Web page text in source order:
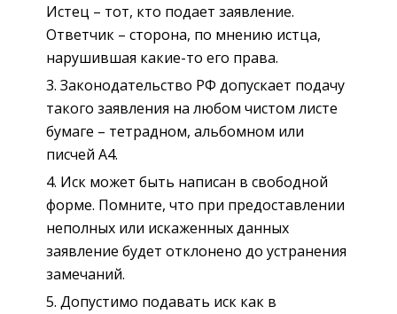
Истец – тот, кто подает заявление.
Ответчик – сторона, по мнению истца,
нарушившая какие-то его права.
Законодательство РФ допускает подачу
такого заявления на любом чистом листе
бумаге – тетрадном, альбомном или
писчей А4.
Иск может быть написан в свободной
форме. Помните, что при предоставлении
неполных или искаженных данных
заявление будет отклонено до устранения
замечаний.
Допустимо подавать иск как в